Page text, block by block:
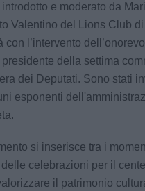
introdotto e moderato da
Valentino del Lions Club
con l’intervento
presidente della settima
dei Deputati. Sono stati
esponenti
si inserisce tra i
celebrazioni per il
il patrimonio